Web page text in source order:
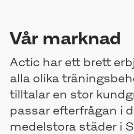
Extra
Extra
Extra
Årsstämma
Årsstämma
Årsstämma
Årsstämma
Årsstämma
Extra
Vår marknad
Actic har ett brett
alla olika
tilltalar en stor
passar efterfrågan i
medelstora städer i